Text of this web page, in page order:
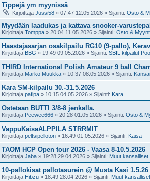
Tippejä ym myynissä
Kirjoittaja Jussi58 » 07:47 12.05.2026 » Sijainti: Osto &
Myydään laadukas ja kattava snooker-
Kirjoittaja Tomppa » 20:04 11.05.2026 » Sijainti: Osto &
Haastajasarjan osakilpailu RG10 (9-pallo),
Kirjoittaja BBG » 19:49 09.05.2026 » Sijainti: SBIL kilpailut
THIRD International Polish Amateur 9 ball
Kirjoittaja Marko Muukka » 10:37 08.05.2026 » Sijainti:
Kara SM-kilpailu 30.-31.5.2026
Kirjoittaja pafipa » 10:15 04.05.2026 » Sijainti: Kara
Ostetaan BUTTI 3/8-8 jenkalla.
Kirjoittaja Peewee666 » 20:28 01.05.2026 » Sijainti: Osto &
VappuKaisaALPPILA STRRMIT
Kirjoittaja peltsipelloton » 16:49 01.05.2026 » Sijainti: Kaisa
TAOM HCP Open tour 2026 - Vaasa 8-10.5.2026
Kirjoittaja Jaba » 19:28 29.04.2026 » Sijainti: Muut kansalliset
10-pallokisat pallotasurein @ Musta Kasi 1.5.26
Kirjoittaja Hibzu » 18:49 28.04.2026 » Sijainti: Muut